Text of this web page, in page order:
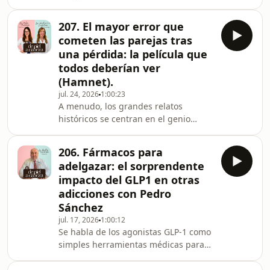
miedo al alzhéimer o un temblor en
sospecha de párkinson. 📉En este
nuevo episodio de De Piel a Cabeza
derribamos los mitos más frecuentes
de la consulta neurológica y
aprendemos a escuchar las señales
verdaderas de nuestro sistema
nervioso.&nbsp;🎙️Nos acompaña la p
207. El mayor error que
cometen las parejas tras
una pérdida: la película que
todos deberían ver
(Hamnet).
jul. 24, 2026 1:00:23
A menudo, los grandes relatos
históricos se centran en el genio
dolores de quienes permanecieron en
un segundo plano. 📜&nbsp;En este
episodio especial de De Piel a Cabeza
nos sumergimos en el universo de
Hamnet, la aclamada historia que
narra el fallecimiento del único hijo
varón de William Shakespeare a los
once años, d
206. Fármacos para
adelgazar: el sorprendente
impacto del GLP1 en otras
adicciones con Pedro
Sánchez
jul. 17, 2026 1:00:12
Se habla de los agonistas GLP-1 como
simples herramientas médicas para